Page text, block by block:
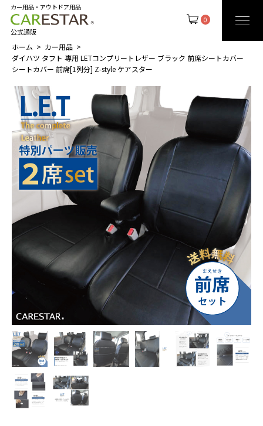
0
カー用品・アウトドア用品
公式通販
ホーム
カー用品
ダイハツ タフト 専用 LETコンプリートレザー ブラック 前席シートカバー
シートカバー 前席[1列分] Z-style ケアスター